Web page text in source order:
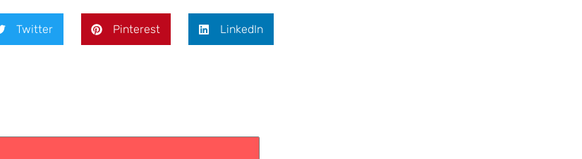
Twitter Pinterest LinkedIn